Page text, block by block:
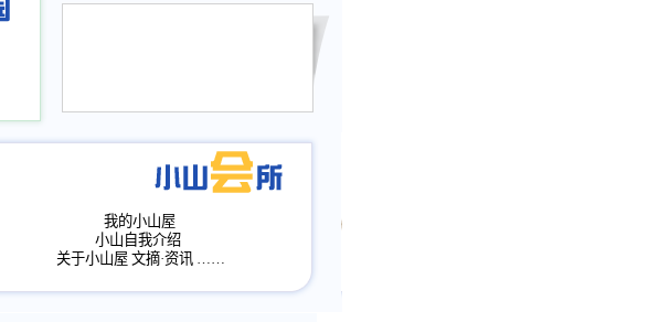
我的小山屋
小山自我介绍
关于小山屋 文摘·资讯 ……